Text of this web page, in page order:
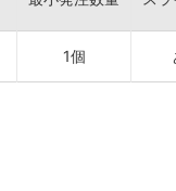
1個